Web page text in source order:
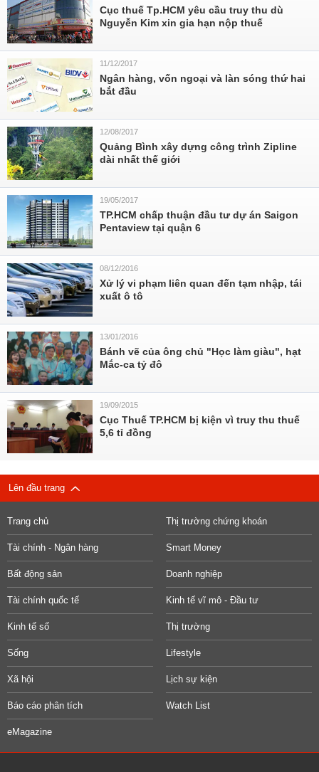
Cục thuế Tp.HCM yêu cầu truy thu dù
Nguyễn Kim xin gia hạn nộp thuế
11/12/2017
Ngân hàng, vốn ngoại và làn sóng thứ hai
bắt đầu
12/08/2017
Quảng Bình xây dựng công trình Zipline
dài nhất thế giới
19/05/2017
TP.HCM chấp thuận đầu tư dự án Saigon
Pentaview tại quận 6
08/12/2016
Xử lý vi phạm liên quan đến tạm nhập, tái
xuất ô tô
13/01/2016
Bánh vẽ của ông chủ "Học làm giàu", hạt
Mắc-ca tỷ đô
19/09/2015
Cục Thuế TP.HCM bị kiện vì truy thu thuế
5,6 tỉ đồng
Lên đầu trang
Trang chủ Thị trường chứng khoán
Tài chính - Ngân hàng Smart Money
Bất động sản Doanh nghiệp
Tài chính quốc tế Kinh tế vĩ mô - Đầu tư
Kinh tế số Thị trường
Sống Lifestyle
Xã hội Lịch sự kiện
Báo cáo phân tích Watch List
eMagazine